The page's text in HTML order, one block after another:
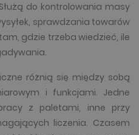
do kontrolowania masy
sprawdzania towarów
gdzie trzeba wiedzieć, ile
różnią się między sobą
i funkcjami. Jedne
z paletami, inne przy
liczenia. Czasem